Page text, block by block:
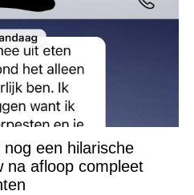
een hilarische
na afloop compleet